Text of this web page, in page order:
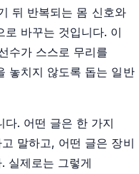
뒤 반복되는 몸 신호와
바꾸는 것입니다. 이
수가 스스로 무리를
놓치지 않도록 돕는 일반
다. 어떤 글은 한 가지
말하고, 어떤 글은 장비
실제로는 그렇게